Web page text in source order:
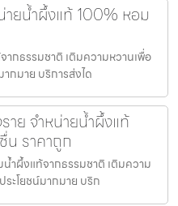
ายน้ำผึ้งแท้ 100% หอม
ากธรรมชาติ เติมความหวานเพื่อ
กมาย บริการส่งได
าย จำหน่ายน้ำผึ้งแท้
ราคาถูก
ำผึ้งแท้จากธรรมชาติ เติมความ
ะโยชน์มากมาย บริก